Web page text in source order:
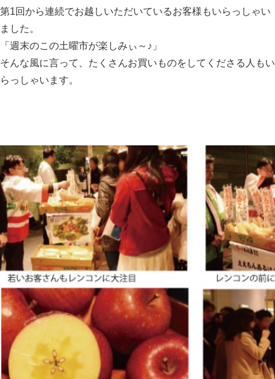
第1回から連続でお越しいただいているお客様もいらっしゃい
ました。
「週末のこの土曜市が楽しみぃ～♪」
そんな風に言って、たくさんお買いものをしてくださる人もい
らっしゃいます。